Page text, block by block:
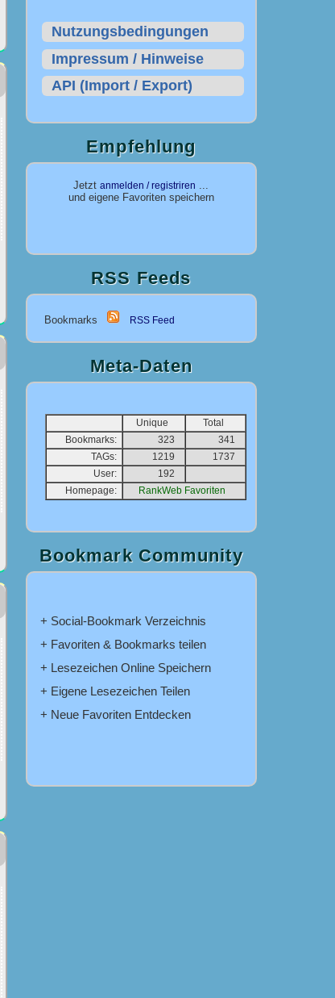
Nutzungsbedingungen
Impressum / Hinweise
API (Import / Export)
Empfehlung
Jetztanmelden / registriren
und eigene Favoriten speichern
RSS Feeds
Bookmarks RSS Feed
Meta-Daten
Unique
Total
Bookmarks:
323
341
TAGs:
1219
1737
User:
192
Homepage:
RankWeb Favoriten
Bookmark Community
+ Social-Bookmark Verzeichnis
+ Favoriten & Bookmarks teilen
+ Lesezeichen Online Speichern
+ Eigene Lesezeichen Teilen
+ Neue Favoriten Entdecken